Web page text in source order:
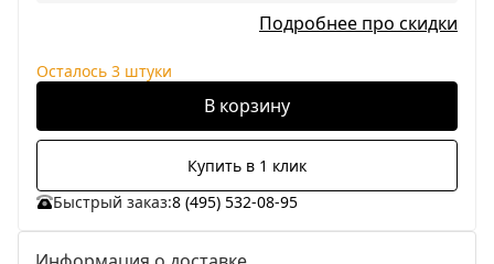
Подробнее про скидки
Осталось 3 штуки
В корзину
Купить в 1 клик
Быстрый заказ:8 (495) 532-08-95